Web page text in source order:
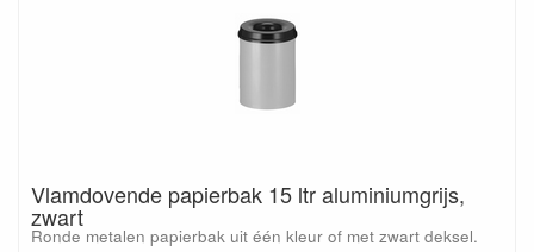
Vlamdovende papierbak 15 ltr aluminiumgrijs,
zwart
Ronde metalen papierbak uit één kleur of met zwart deksel.